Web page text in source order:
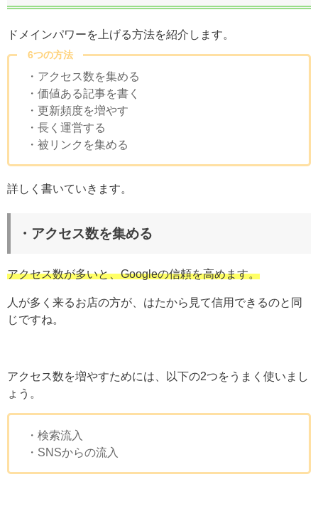
ドメインパワーを上げる方法を紹介します。
6つの方法
・アクセス数を集める
・価値ある記事を書く
・更新頻度を増やす
・長く運営する
・被リンクを集める
詳しく書いていきます。
・アクセス数を集める
アクセス数が多いと、Googleの信頼を高めます。
人が多く来るお店の方が、はたから見て信用できるのと同
じですね。
アクセス数を増やすためには、以下の2つをうまく使いまし
ょう。
・検索流入
・SNSからの流入